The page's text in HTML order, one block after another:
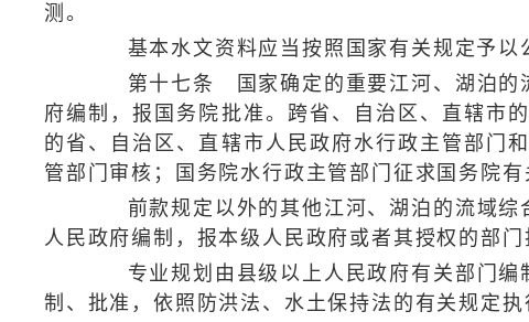
测。
基本水文资料应当按照国家有关规定予以
第十七条 国家确定的重要江河、湖泊的流
府编制，报国务院批准。跨省、自治区、直辖市
的省、自治区、直辖市人民政府水行政主管部门
管部门审核；国务院水行政主管部门征求国务院
前款规定以外的其他江河、湖泊的流域综
人民政府编制，报本级人民政府或者其授权的部
专业规划由县级以上人民政府有关部门编
制、批准，依照防洪法、水土保持法的有关规定执